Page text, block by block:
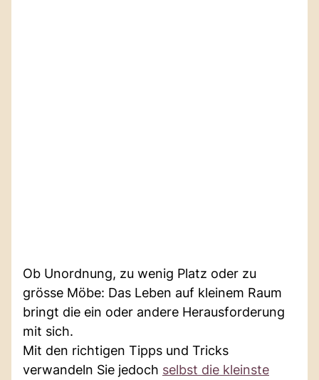
Ob Unordnung, zu wenig Platz oder zu
grösse Möbe: Das Leben auf kleinem Raum
bringt die ein oder andere Herausforderung
mit sich.
Mit den richtigen Tipps und Tricks
verwandeln Sie jedoch selbst die kleinste